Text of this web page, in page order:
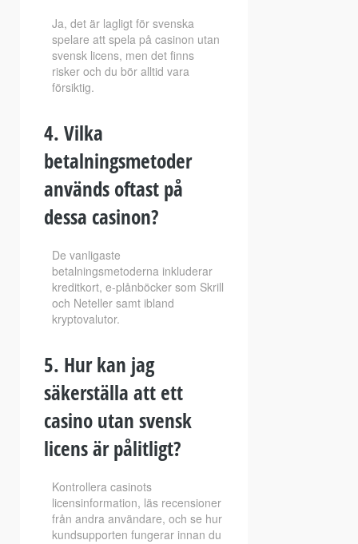
Ja, det är lagligt för svenska
spelare att spela på casinon utan
svensk licens, men det finns
risker och du bör alltid vara
försiktig.
4. Vilka
betalningsmetoder
används oftast på
dessa casinon?
De vanligaste
betalningsmetoderna inkluderar
kreditkort, e-plånböcker som Skrill
och Neteller samt ibland
kryptovalutor.
5. Hur kan jag
säkerställa att ett
casino utan svensk
licens är pålitligt?
Kontrollera casinots
licensinformation, läs recensioner
från andra användare, och se hur
kundsupporten fungerar innan du